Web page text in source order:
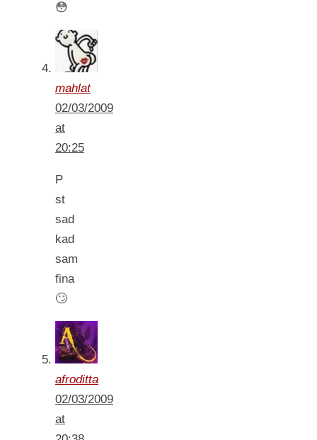
😳
mahlat
02/03/2009
at
20:25
P
st
sad
kad
sam
fina
🙄
afroditta
02/03/2009
at